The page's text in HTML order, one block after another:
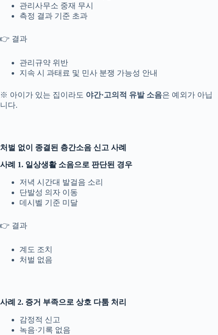
관리사무소 중재 무시
측정 결과 기준 초과
👉 결과
관리규약 위반
지속 시 과태료 및 민사 분쟁 가능성 안내
※ 아이가 있는 집이라도 야간·고의적 유발 소음은 예외가 아닙
니다.
처벌 없이 종결된 층간소음 신고 사례
사례 1. 일상생활 소음으로 판단된 경우
저녁 시간대 발걸음 소리
단발성 의자 이동
데시벨 기준 미달
👉 결과
계도 조치
처벌 없음
사례 2. 증거 부족으로 상호 다툼 처리
감정적 신고
녹음·기록 없음